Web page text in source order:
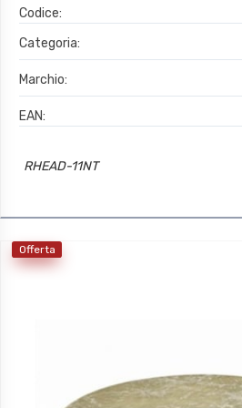
Codice:
Categoria:
Marchio:
EAN:
RHEAD-11NT
Offerta